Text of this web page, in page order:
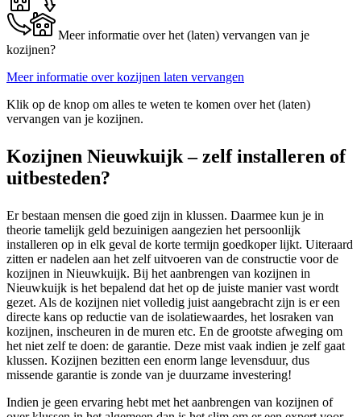
Meer informatie over het (laten) vervangen van je
kozijnen?
Meer informatie over kozijnen laten vervangen
Klik op de knop om alles te weten te komen over het (laten)
vervangen van je kozijnen.
Kozijnen Nieuwkuijk – zelf installeren of
uitbesteden?
Er bestaan mensen die goed zijn in klussen. Daarmee kun je in
theorie tamelijk geld bezuinigen aangezien het persoonlijk
installeren op in elk geval de korte termijn goedkoper lijkt. Uiteraard
zitten er nadelen aan het zelf uitvoeren van de constructie voor de
kozijnen in Nieuwkuijk. Bij het aanbrengen van kozijnen in
Nieuwkuijk is het bepalend dat het op de juiste manier vast wordt
gezet. Als de kozijnen niet volledig juist aangebracht zijn is er een
directe kans op reductie van de isolatiewaardes, het losraken van
kozijnen, inscheuren in de muren etc. En de grootste afweging om
het niet zelf te doen: de garantie. Deze mist vaak indien je zelf gaat
klussen. Kozijnen bezitten een enorm lange levensduur, dus
missende garantie is zonde van je duurzame investering!
Indien je geen ervaring hebt met het aanbrengen van kozijnen of